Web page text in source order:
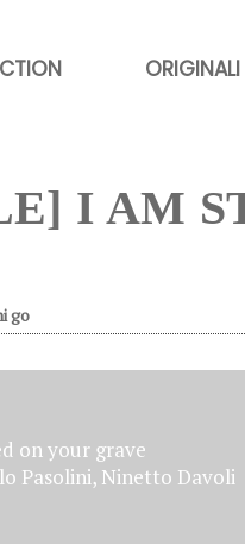
ORIGINALI
I AM
go
on your grave
Pasolini, Ninetto Davoli